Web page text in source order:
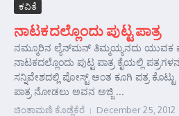
ಕವಿತೆ
ನಾಟಕದಲ್ಲೊಂದು ಪುಟ್ಟ ಪಾತ್ರ
ನಮ್ಮೂರಿನ ಲ್ಯೆನ್‍ಮನ್ ತಿಮ್ಮಯ್ಯನದು ಯುವಕ
ನಾಟಕದಲ್ಲೊಂದು ಪುಟ್ಟ ಪಾತ್ರ ಕೈಯಲ್ಲಿ
ಸನ್ನಿವೇಶದಲ್ಲಿ ಪೋಸ್ಟ್ ಅಂತ ಕೂಗಿ ಪತ್ರ
ಪಾತ್ರ ನೋಡಲು ಅವನ ಅಜ್ಜಿ ...
ಚಿಂತಾಮಣಿ ಕೊಡ್ಲೆಕೆರೆ December 25, 2012